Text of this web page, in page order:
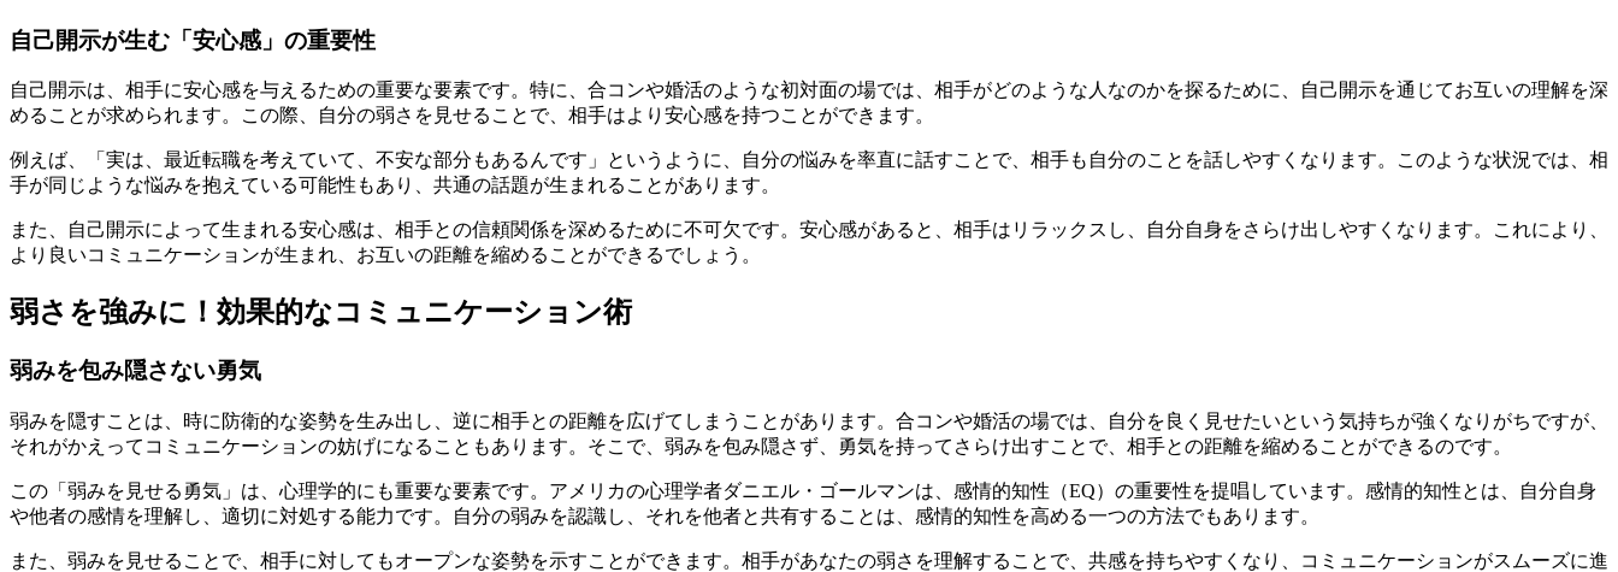
自己開示が生む「安心感」の重要性
自己開示は、相手に安心感を与えるための重要な要素です。特に、合コンや婚活のような初対面の場では、相手がどのような人なのかを探るために、自己開示を通じてお互いの理解を深
めることが求められます。この際、自分の弱さを見せることで、相手はより安心感を持つことができます。
例えば、「実は、最近転職を考えていて、不安な部分もあるんです」というように、自分の悩みを率直に話すことで、相手も自分のことを話しやすくなります。このような状況では、相
手が同じような悩みを抱えている可能性もあり、共通の話題が生まれることがあります。
また、自己開示によって生まれる安心感は、相手との信頼関係を深めるために不可欠です。安心感があると、相手はリラックスし、自分自身をさらけ出しやすくなります。これにより、
より良いコミュニケーションが生まれ、お互いの距離を縮めることができるでしょう。
弱さを強みに！効果的なコミュニケーション術
弱みを包み隠さない勇気
弱みを隠すことは、時に防衛的な姿勢を生み出し、逆に相手との距離を広げてしまうことがあります。合コンや婚活の場では、自分を良く見せたいという気持ちが強くなりがちですが、
それがかえってコミュニケーションの妨げになることもあります。そこで、弱みを包み隠さず、勇気を持ってさらけ出すことで、相手との距離を縮めることができるのです。
この「弱みを見せる勇気」は、心理学的にも重要な要素です。アメリカの心理学者ダニエル・ゴールマンは、感情的知性（EQ）の重要性を提唱しています。感情的知性とは、自分自身
や他者の感情を理解し、適切に対処する能力です。自分の弱みを認識し、それを他者と共有することは、感情的知性を高める一つの方法でもあります。
また、弱みを見せることで、相手に対してもオープンな姿勢を示すことができます。相手があなたの弱さを理解することで、共感を持ちやすくなり、コミュニケーションがスムーズに進